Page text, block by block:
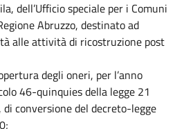
dell’Ufficio speciale per i Comuni
Abruzzo, destinato ad
alle attività di ricostruzione post
degli oneri, per l’anno
46-quinquies della legge 21
conversione del decreto-legge